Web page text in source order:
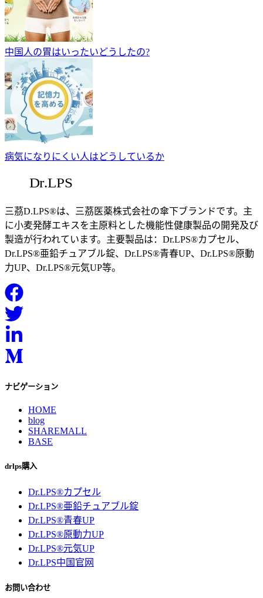
中国人の胃はいったいどうしたの?
病気になりにくい人はどうしているか
三茘D.LPS®は、三茘医薬株式会社の傘下ブランドです。主
に小麦発酵エキスを主原料とした機能性健康製品の開発及び
製造が行われています。主要製品は：Dr.LPS®カプセル、
Dr.LPS®亜鉛チュアブル錠、Dr.LPS®青春UP、Dr.LPS®原動
力UP、Dr.LPS®元気UP等。
ナビゲーション
HOME
blog
SHAREMALL
BASE
drlps購入
Dr.LPS®カプセル
Dr.LPS®亜鉛チュアブル錠
Dr.LPS®青春UP
Dr.LPS®原動力UP
Dr.LPS®元気UP
Dr.LPS中国官网
お問い合わせ